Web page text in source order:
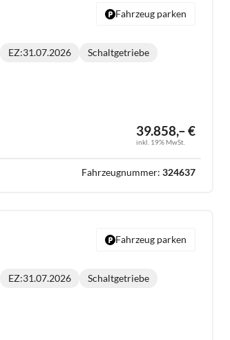
39.858,– €
inkl. 19% MwSt.
EZ:31.07.2026
Getriebe:
Schaltgetriebe
Fahrzeug parken
Fahrzeugnummer: 324637
EZ:31.07.2026
Getriebe:
Schaltgetriebe
Fahrzeug parken